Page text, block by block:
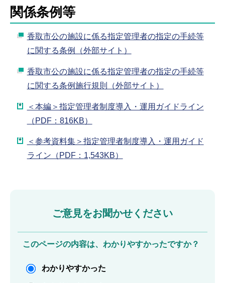
関係条例等
香取市公の施設に係る指定管理者の指定の手続等
に関する条例（外部サイト）
香取市公の施設に係る指定管理者の指定の手続等
に関する条例施行規則（外部サイト）
＜本編＞指定管理者制度導入・運用ガイドライン
（PDF：816KB）
＜参考資料集＞指定管理者制度導入・運用ガイド
ライン（PDF：1,543KB）
ご意見をお聞かせください
このページの内容は、わかりやすかったですか？
わかりやすかった